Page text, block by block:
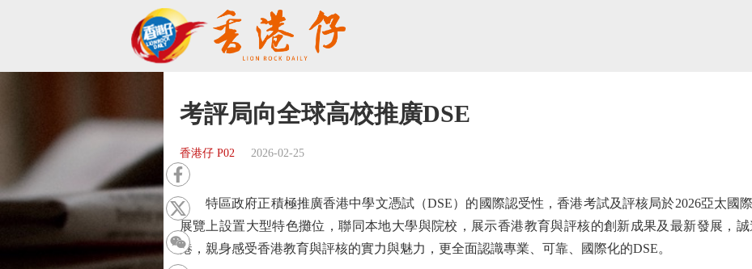
考評局向全球高校推廣DSE
香港仔 P02 2026-02-25
特區政府正積極推廣香港中學文憑試（DSE）的國際認受性，香港考試及評核局於2026亞太國
展覽上設置大型特色攤位，聯同本地大學與院校，展示香港教育與評核的創新成果及最新發展，
港，親身感受香港教育與評核的實力與魅力，更全面認識專業、可靠、國際化的DSE。